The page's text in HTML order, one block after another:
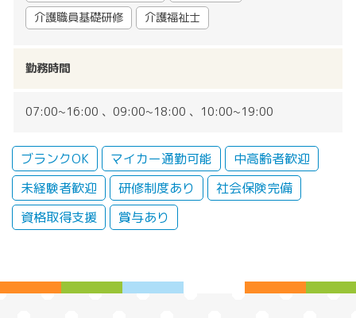
介護職員基礎研修
介護福祉士
勤務時間
07:00~16:00 、09:00~18:00 、10:00~19:00
ブランクOK マイカー通勤可能
中高齢者歓迎
未経験者歓迎
研修制度あり
社会保険完備
資格取得支援
賞与あり